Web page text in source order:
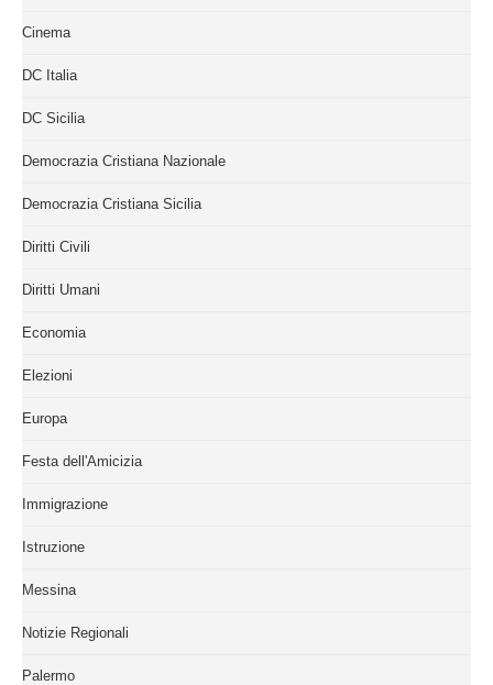
Cinema
DC Italia
DC Sicilia
Democrazia Cristiana Nazionale
Democrazia Cristiana Sicilia
Diritti Civili
Diritti Umani
Economia
Elezioni
Europa
Festa dell'Amicizia
Immigrazione
Istruzione
Messina
Notizie Regionali
Palermo